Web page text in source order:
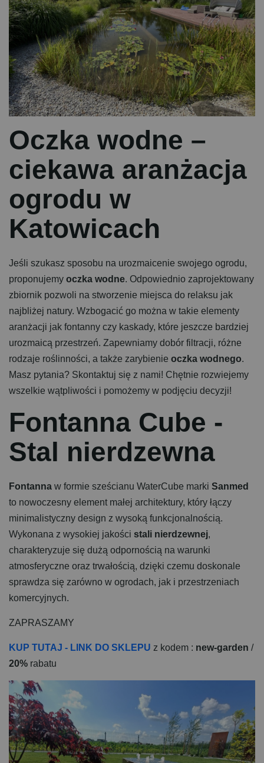
Oczka wodne –
ciekawa aranżacja
ogrodu w
Katowicach
Jeśli szukasz sposobu na urozmaicenie swojego ogrodu,
proponujemy oczka wodne. Odpowiednio zaprojektowany
zbiornik pozwoli na stworzenie miejsca do relaksu jak
najbliżej natury. Wzbogacić go można w takie elementy
aranżacji jak fontanny czy kaskady, które jeszcze bardziej
urozmaicą przestrzeń. Zapewniamy dobór filtracji, różne
rodzaje roślinności, a także zarybienie oczka wodnego.
Masz pytania? Skontaktuj się z nami! Chętnie rozwiejemy
wszelkie wątpliwości i pomożemy w podjęciu decyzji!
Fontanna Cube -
Stal nierdzewna
Fontanna w formie sześcianu WaterCube marki Sanmed
to nowoczesny element małej architektury, który łączy
minimalistyczny design z wysoką funkcjonalnością.
Wykonana z wysokiej jakości stali nierdzewnej,
charakteryzuje się dużą odpornością na warunki
atmosferyczne oraz trwałością, dzięki czemu doskonale
sprawdza się zarówno w ogrodach, jak i przestrzeniach
komercyjnych.
ZAPRASZAMY
KUP TUTAJ - LINK DO SKLEPU z kodem : new-garden /
20% rabatu